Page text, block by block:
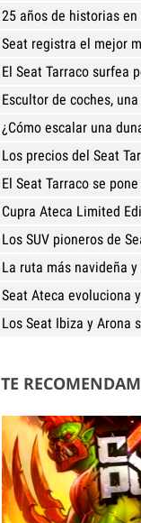
25 años de historias
Seat registra el mejor
El Seat Tarraco surfea
Escultor de coches,
¿Cómo escalar una
Los precios del Seat
El Seat Tarraco se
Cupra Ateca Limited
Los SUV pioneros de
La ruta más navideña
Seat Ateca evoluciona
Los Seat Ibiza y Arona
TE